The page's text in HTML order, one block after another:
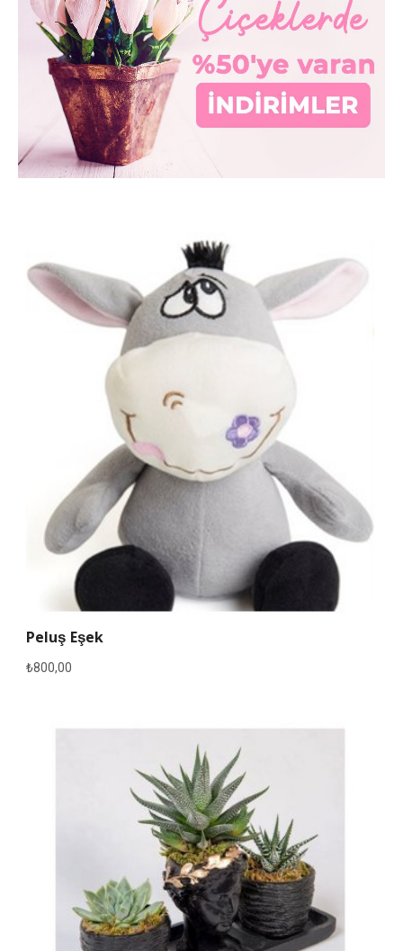
Peluş Eşek
₺800,00